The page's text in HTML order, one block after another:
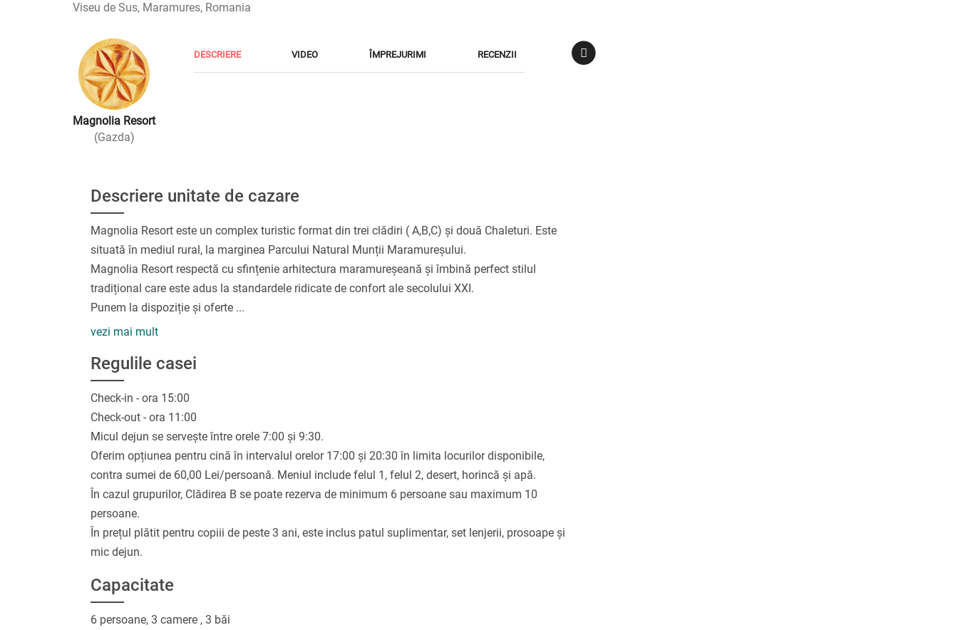
Viseu de Sus, Maramures, Romania
Magnolia Resort
(Gazda)
DESCRIERE VIDEO ÎMPREJURIMI RECENZII
Descriere unitate de cazare
Magnolia Resort este un complex turistic format din trei clădiri ( A,B,C) și două Chaleturi. Este
situată în mediul rural, la marginea Parcului Natural Munții Maramureșului.
Magnolia Resort respectă cu sfințenie arhitectura maramureșeană și îmbină perfect stilul
tradițional care este adus la standardele ridicate de confort ale secolului XXI.
Punem la dispoziție și oferte ...
vezi mai mult
Regulile casei
Check-in - ora 15:00
Check-out - ora 11:00
Micul dejun se servește între orele 7:00 și 9:30.
Oferim opțiunea pentru cină în intervalul orelor 17:00 și 20:30 în limita locurilor disponibile,
contra sumei de 60,00 Lei/persoană. Meniul include felul 1, felul 2, desert, horincă și apă.
În cazul grupurilor, Clădirea B se poate rezerva de minimum 6 persoane sau maximum 10
persoane.
În prețul plătit pentru copiii de peste 3 ani, este inclus patul suplimentar, set lenjerii, prosoape și
mic dejun.
Capacitate
6 persoane, 3 camere , 3 băi